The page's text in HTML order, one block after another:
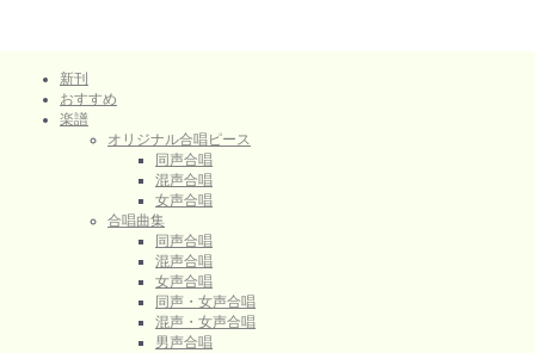
新刊
おすすめ
楽譜
オリジナル合唱ピース
同声合唱
混声合唱
女声合唱
合唱曲集
同声合唱
混声合唱
女声合唱
同声・女声合唱
混声・女声合唱
男声合唱